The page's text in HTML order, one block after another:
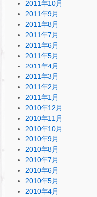
2011年10月
2011年9月
2011年8月
2011年7月
2011年6月
2011年5月
2011年4月
2011年3月
2011年2月
2011年1月
2010年12月
2010年11月
2010年10月
2010年9月
2010年8月
2010年7月
2010年6月
2010年5月
2010年4月